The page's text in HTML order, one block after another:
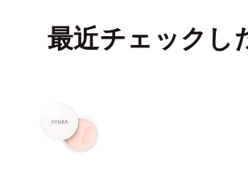
最近チェックし